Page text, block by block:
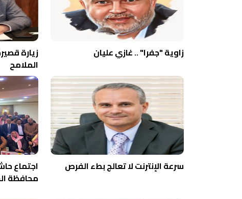
زاوية "جفرا" .. غازي عليان
زيارة
الملامح
سرعة الإنترنت لا تعالج بطء الفرص
اجتماع
محافظة